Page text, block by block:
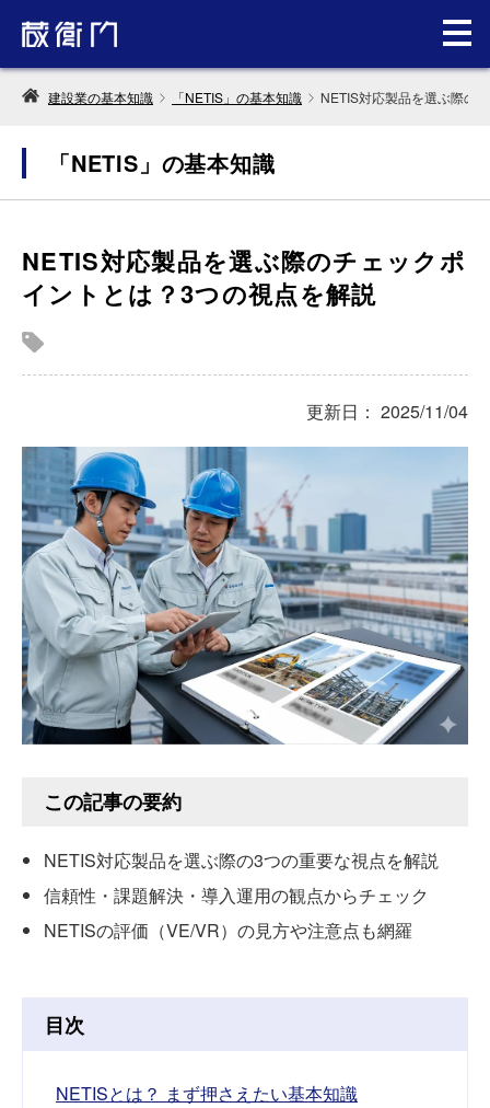
建設業の基本知識 「NETIS」の基本知識 NETIS対応製品を選ぶ際の
「NETIS」の基本知識
NETIS対応製品を選ぶ際のチェックポ
イントとは？3つの視点を解説
更新日： 2025/11/04
この記事の要約
NETIS対応製品を選ぶ際の3つの重要な視点を解説
信頼性・課題解決・導入運用の観点からチェック
NETISの評価（VE/VR）の見方や注意点も網羅
目次
NETISとは？ まず押さえたい基本知識